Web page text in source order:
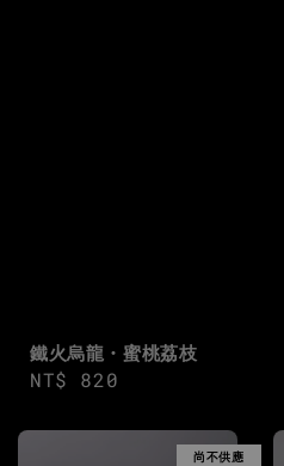
鐵火烏龍・蜜桃荔枝
Regular
NT$ 820
尚不供應